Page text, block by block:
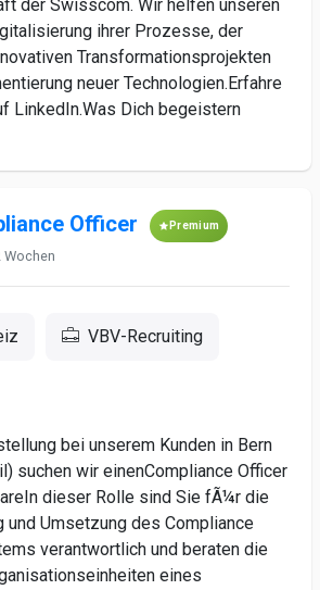
der Swisscom. Wir helfen unseren
ihrer Prozesse, der
Transformationsprojekten
neuer Technologien.Erfahre
LinkedIn.Was Dich begeistern
Officer Premium
Wochen
VBV-Recruiting
bei unserem Kunden in Bern
suchen wir einenCompliance Officer
dieser Rolle sind Sie fÃ¼r die
und Umsetzung des Compliance
verantwortlich und beraten die
eines